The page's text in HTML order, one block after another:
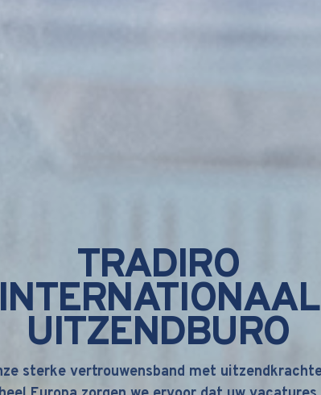
GROEI KENT GEEN
GRENZEN
INTERNATIONAAL UITZENDBURO